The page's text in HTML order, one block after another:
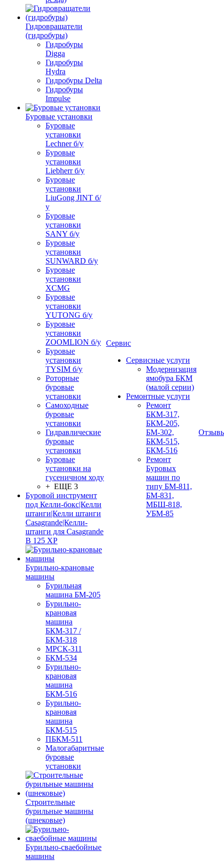
Гидровращатели
(гидробуры)
Гидробуры
Digga
Гидробуры
Hydra
Гидробуры Delta
Гидробуры
Impulse
Буровые установки
Буровые
установки
Lechner б/у
Буровые
установки
Liebherr б/у
Буровые
установки
LiuGong JINT б/
у
Буровые
установки
SANY б/у
Буровые
установки
SUNWARD б/у
Буровые
установки
XCMG
Буровые
установки
YUTONG б/у
Буровые
установки
ZOOMLION б/у
Буровые
установки
TYSIM б/у
Роторные
буровые
установки
Самоходные
буровые
установки
Гидравлические
буровые
установки
Буровые
установки на
гусеничном ходу
+ ЕЩЕ 3
Буровой инструмент
под Келли-бокс|Келли
штанги|Келли штанги
Casagrande|Келли-
штанги для Casagrande
B 125 XP
Бурильно-крановые
машины
Бурильная
машина БМ-205
Бурильно-
крановая
машина
БКМ-317 /
БКМ-318
МРСК-311
БКМ-534
Бурильно-
крановая
машина
БКМ-516
Бурильно-
крановая
машина
БКМ-515
ПБКМ-511
Малогабаритные
буровые
установки
Строительные
бурильные машины
(шнековые)
Бурильно-сваебойные
машины
Сервис
Сервисные услуги
Модернизация
ямобура БКМ
(малой серии)
Ремонтные услуги
Ремонт
БКМ-317,
БКМ-205,
БМ-302,
БКМ-515,
БКМ-516
Ремонт
Буровых
машин по
типу БМ-811,
БМ-831,
МБШ-818,
УБМ-85